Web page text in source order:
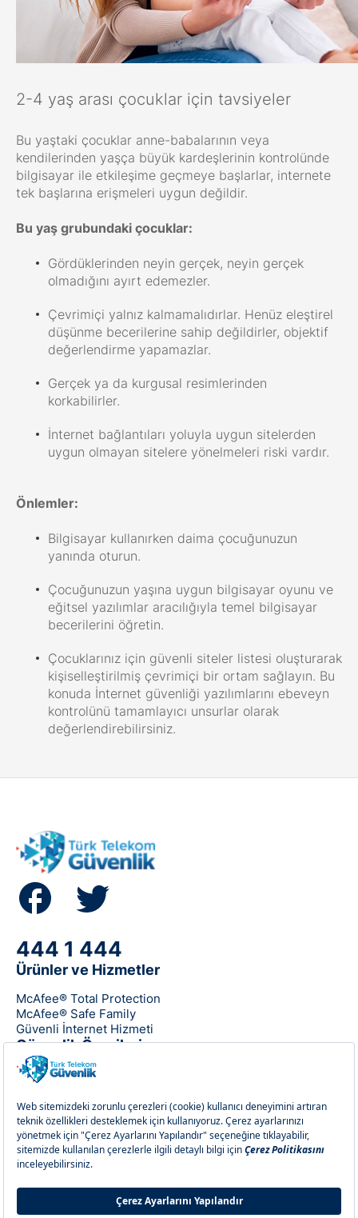
2-4 yaş arası çocuklar için tavsiyeler
Bu yaştaki çocuklar anne-babalarının veya
kendilerinden yaşça büyük kardeşlerinin kontrolünde
bilgisayar ile etkileşime geçmeye başlarlar, internete
tek başlarına erişmeleri uygun değildir.
Bu yaş grubundaki çocuklar:
Gördüklerinden neyin gerçek, neyin gerçek
olmadığını ayırt edemezler.
Çevrimiçi yalnız kalmamalıdırlar. Henüz eleştirel
düşünme becerilerine sahip değildirler, objektif
değerlendirme yapamazlar.
Gerçek ya da kurgusal resimlerinden
korkabilirler.
İnternet bağlantıları yoluyla uygun sitelerden
uygun olmayan sitelere yönelmeleri riski vardır.
Önlemler:
Bilgisayar kullanırken daima çocuğunuzun
yanında oturun.
Çocuğunuzun yaşına uygun bilgisayar oyunu ve
eğitsel yazılımlar aracılığıyla temel bilgisayar
becerilerini öğretin.
Çocuklarınız için güvenli siteler listesi oluşturarak
kişiselleştirilmiş çevrimiçi bir ortam sağlayın. Bu
konuda İnternet güvenliği yazılımlarını ebeveyn
kontrolünü tamamlayıcı unsurlar olarak
değerlendirebilirsiniz.
444 1 444
Ürünler ve Hizmetler
McAfee® Total Protection
McAfee® Safe Family
Güvenli İnternet Hizmeti
Güvenlik Önerileri
Sıkça Sorulan Sorular
Kullanım Koşulları
Gizlilik ve Güvenlik
Aydınlatma Metni
Çerez Politikası
Çerez Ayarları